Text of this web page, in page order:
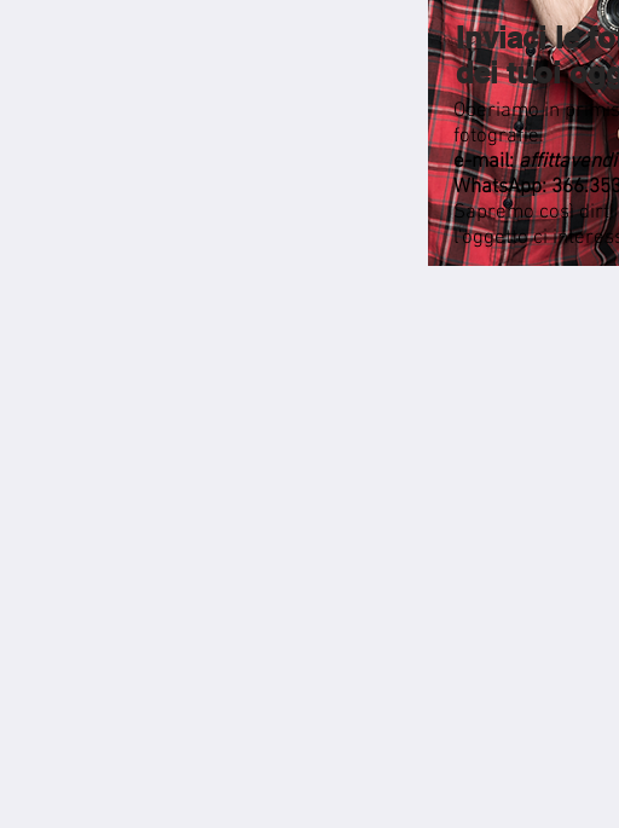
Inviaci le
dei tuoi
Operiamo in
fotografie.
e-mail:
WhatsApp:
Sapremo così
l'oggetto ci